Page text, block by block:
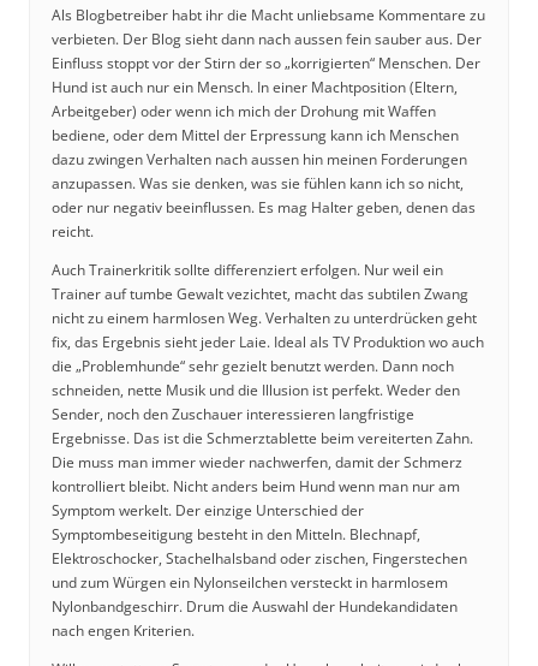
Als Blogbetreiber habt ihr die Macht unliebsame Kommentare zu
verbieten. Der Blog sieht dann nach aussen fein sauber aus. Der
Einfluss stoppt vor der Stirn der so „korrigierten“ Menschen. Der
Hund ist auch nur ein Mensch. In einer Machtposition (Eltern,
Arbeitgeber) oder wenn ich mich der Drohung mit Waffen
bediene, oder dem Mittel der Erpressung kann ich Menschen
dazu zwingen Verhalten nach aussen hin meinen Forderungen
anzupassen. Was sie denken, was sie fühlen kann ich so nicht,
oder nur negativ beeinflussen. Es mag Halter geben, denen das
reicht.
Auch Trainerkritik sollte differenziert erfolgen. Nur weil ein
Trainer auf tumbe Gewalt vezichtet, macht das subtilen Zwang
nicht zu einem harmlosen Weg. Verhalten zu unterdrücken geht
fix, das Ergebnis sieht jeder Laie. Ideal als TV Produktion wo auch
die „Problemhunde“ sehr gezielt benutzt werden. Dann noch
schneiden, nette Musik und die Illusion ist perfekt. Weder den
Sender, noch den Zuschauer interessieren langfristige
Ergebnisse. Das ist die Schmerztablette beim vereiterten Zahn.
Die muss man immer wieder nachwerfen, damit der Schmerz
kontrolliert bleibt. Nicht anders beim Hund wenn man nur am
Symptom werkelt. Der einzige Unterschied der
Symptombeseitigung besteht in den Mitteln. Blechnapf,
Elektroschocker, Stachelhalsband oder zischen, Fingerstechen
und zum Würgen ein Nylonseilchen versteckt in harmlosem
Nylonbandgeschirr. Drum die Auswahl der Hundekandidaten
nach engen Kriterien.